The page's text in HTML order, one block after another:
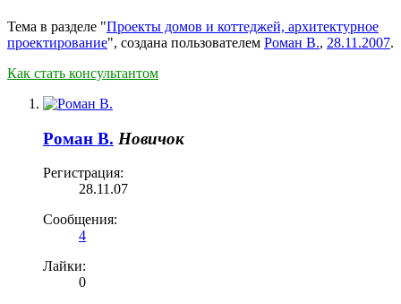
Тема в разделе "Проекты домов и коттеджей, архитектурное
проектирование", создана пользователем Роман В., 28.11.2007.
Как стать консультантом
Роман В. Новичок
Регистрация:
28.11.07
Сообщения:
4
Лайки:
0